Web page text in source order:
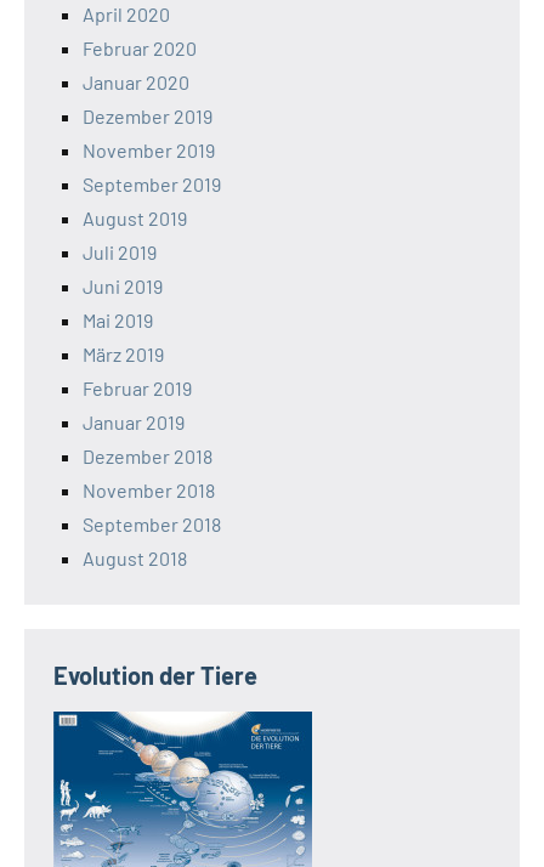
April 2020
Februar 2020
Januar 2020
Dezember 2019
November 2019
September 2019
August 2019
Juli 2019
Juni 2019
Mai 2019
März 2019
Februar 2019
Januar 2019
Dezember 2018
November 2018
September 2018
August 2018
Evolution der Tiere